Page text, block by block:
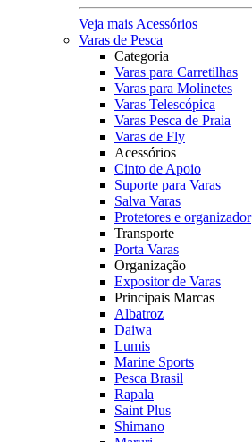
Veja mais Acessórios
Varas de Pesca
Categoria
Varas para Carretilhas
Varas para Molinetes
Varas Telescópica
Varas Pesca de Praia
Varas de Fly
Acessórios
Cinto de Apoio
Suporte para Varas
Salva Varas
Protetores e organizador
Transporte
Porta Varas
Organização
Expositor de Varas
Principais Marcas
Albatroz
Daiwa
Lumis
Marine Sports
Pesca Brasil
Rapala
Saint Plus
Shimano